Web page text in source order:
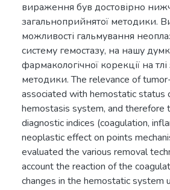
вираження був достовірно
загальноприйнятої методики.
можливості гальмування
систему гемостазу, на нашу
фармакологічної корекції на
методики. The relevance of
associated with hemostatic status
hemostasis system, and therefore
diagnostic indices (coagulation,
neoplastic effect on points
evaluated the various removal
account the reaction of the
changes in the hemostatic system